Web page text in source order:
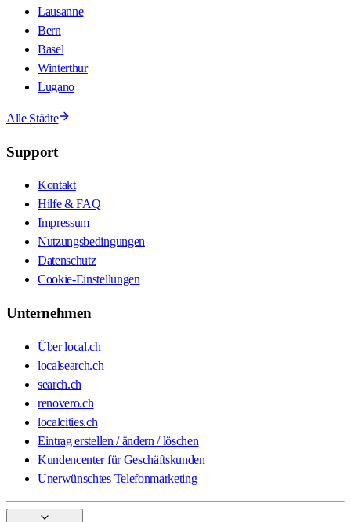
Lausanne
Bern
Basel
Winterthur
Lugano
Alle Städte
Support
Kontakt
Hilfe & FAQ
Impressum
Nutzungsbedingungen
Datenschutz
Cookie-Einstellungen
Unternehmen
Über local.ch
localsearch.ch
search.ch
renovero.ch
localcities.ch
Eintrag erstellen / ändern / löschen
Kundencenter für Geschäftskunden
Unerwünschtes Telefonmarketing